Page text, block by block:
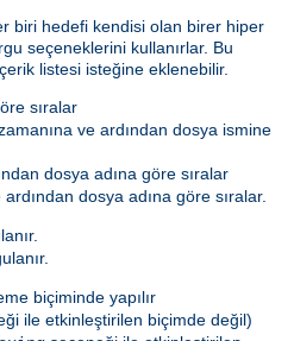
biri hedefi kendisi olan birer hiper
seçeneklerini kullanırlar. Bu
listesi isteğine eklenebilir.
sıralar
ve ardından dosya ismine
dosya adına göre sıralar
dosya adına göre sıralar.
biçiminde yapılır
ile etkinleştirilen biçimde değil)